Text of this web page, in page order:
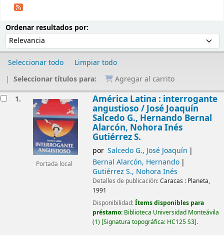
Ordenar resultados por:
Seleccionar todo
Limpiar todo
Seleccionar títulos para:
Agregar al carrito
1.
Portada local
América Latina : interrogante
angustioso /José Joaquín
Salcedo G., Hernando Bernal
Alarcón, Nohora Inés
Gutiérrez S.
por Salcedo G., José Joaquín
Bernal Alarcón, Hernando
Gutiérrez S., Nohora Inés
Detalles de publicación:Caracas : Planeta,
1991
Disponibilidad:Ítems disponibles para
préstamo: Biblioteca Universidad Monteávila
(1) Signatura topográfica: HC125 S3 .